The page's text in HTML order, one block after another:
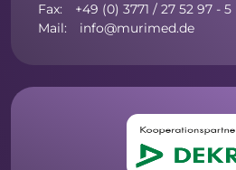
Fax: +49 (0) 3771 / 27 52 97 - 5
Mail: info@murimed.de